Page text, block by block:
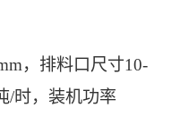
，排料口尺寸10-
/时，装机功率